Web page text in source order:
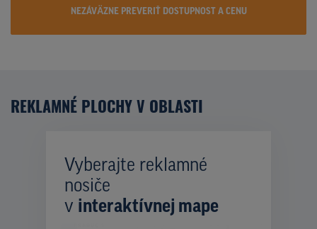
NEZÁVÄZNE PREVERIŤ DOSTUPNOST A CENU
REKLAMNÉ PLOCHY V OBLASTI
Vyberajte reklamné
nosiče
v interaktívnej mape